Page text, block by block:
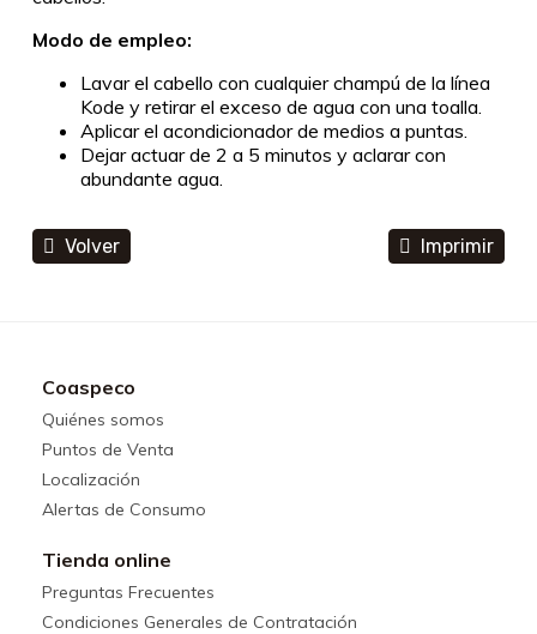
Modo de empleo:
Lavar el cabello con cualquier champú de la línea
Kode y retirar el exceso de agua con una toalla.
Aplicar el acondicionador de medios a puntas.
Dejar actuar de 2 a 5 minutos y aclarar con
abundante agua.
Volver Imprimir
Coaspeco
Quiénes somos
Puntos de Venta
Localización
Alertas de Consumo
Tienda online
Preguntas Frecuentes
Condiciones Generales de Contratación